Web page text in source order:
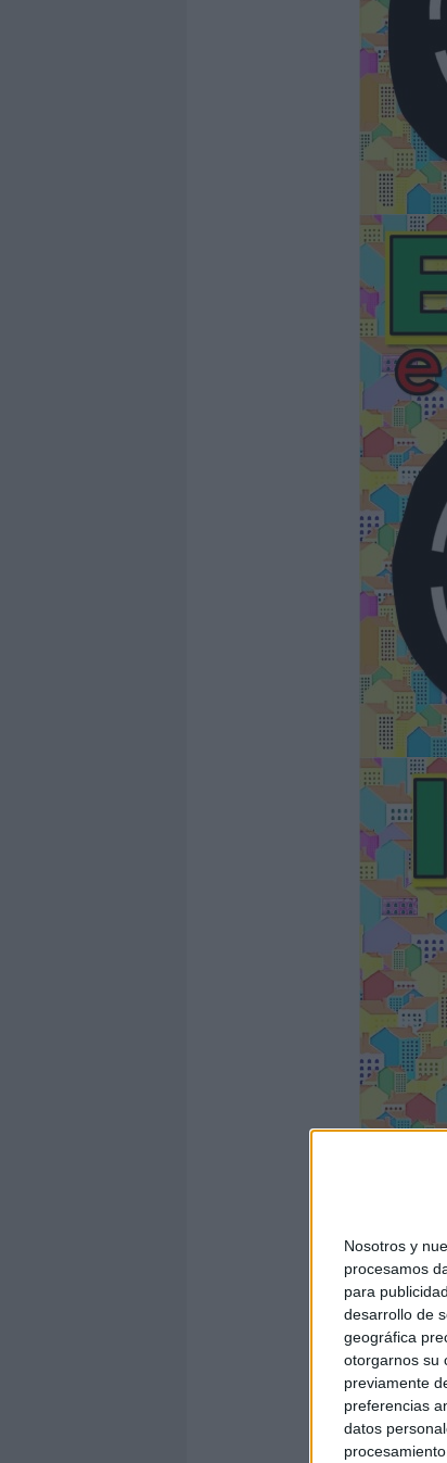
Nosotros y
procesamos
para
desarrollo de
geográfica
otorgarnos su
previamente
preferencias
datos